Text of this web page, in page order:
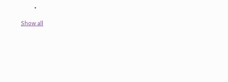
Show all